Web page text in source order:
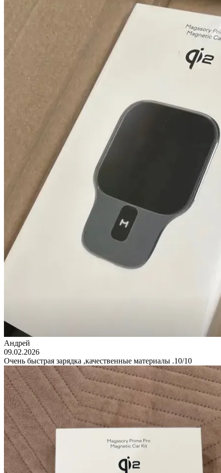
Андрей
09.02.2026
Очень быстрая зарядка ,качественные материалы .10/10